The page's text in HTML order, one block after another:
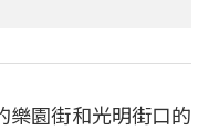
樂園街和光明街口的